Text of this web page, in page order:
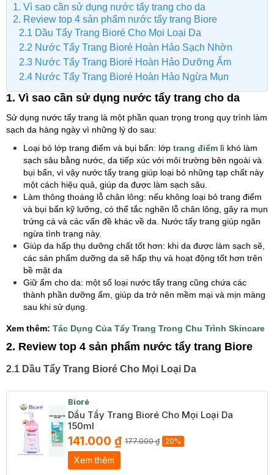
1. Vì sao cần sử dụng nước tẩy trang cho da
2. Review top 4 sản phẩm nước tẩy trang Biore
2.1 Dầu Tẩy Trang Bioré Cho Mọi Loại Da
2.2 Nước Tẩy Trang Bioré Hoàn Hảo Sạch Nhờn
2.3 Nước Tẩy Trang Bioré Hoàn Hảo Dưỡng Ẩm
2.4 Nước Tẩy Trang Bioré Hoàn Hảo Ngừa Mụn
1. Vì sao cần sử dụng nước tẩy trang cho da
Sử dụng nước tẩy trang là một phần quan trọng trong quy trình làm
sạch da hàng ngày vì những lý do sau:
Loại bỏ lớp trang điểm và bụi bẩn: lớp trang điểm lì khó làm
sạch sâu bằng nước, da tiếp xúc với môi trường bên ngoài và
bụi bẩn, vì vậy nước tẩy trang giúp loại bỏ những tạp chất này
một cách hiệu quả, giúp da được làm sạch sâu.
Làm thông thoáng lỗ chân lông: nếu không loại bỏ trang điểm
và bụi bẩn kỹ lưỡng, có thể tắc nghẽn lỗ chân lông, gây ra mụn
trứng cá và các vấn đề khác về da. Nước tẩy trang giúp ngăn
ngừa tình trạng này.
Giúp da hấp thụ dưỡng chất tốt hơn: khi da được làm sạch sẽ,
các sản phẩm dưỡng da sẽ hấp thụ và hoạt động tốt hơn trên
bề mặt da
Giữ ẩm cho da: một số loại nước tẩy trang cũng chứa các
thành phần dưỡng ẩm, giúp da trở nên mềm mại và mịn màng
sau khi sử dụng.
​Xem thêm: Tác Dụng Của Tẩy Trang Trong Chu Trình Skincare
2. Review top 4 sản phẩm nước tẩy trang Biore
2.1 Dầu Tẩy Trang Bioré Cho Mọi Loại Da
Bioré
Dầu Tẩy Trang Bioré Cho Mọi Loại Da
150ml
141.000 ₫ 177.000 ₫ 20%
Xem thêm